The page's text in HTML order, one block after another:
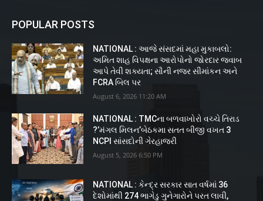
POPULAR POSTS
NATIONAL : આજે સંસદમાં મહા મુકાબલો:
અમિત શાહ વિપક્ષના આરોપોનો જોરદાર જવાબ
આપે તેવી શક્યતા; સૌની નજર સીમાંકન અને
FCRA બિલ પર
August 6, 2026 11:20 AM
NATIONAL : TMCના બળવાખોરો વચ્ચે તિરાડ
?’મંગલ મિલન’બેઠકમા સતત બીજી વખત 3
NCPI સાંસદોની ગેરહાજરી
August 5, 2026 6:50 PM
NATIONAL : કેન્દ્ર સરકાર સાત વર્ષમાં 36
દેશોમાંથી 274 ભાગેડુ ગુનેગારોને પરત લાવી,